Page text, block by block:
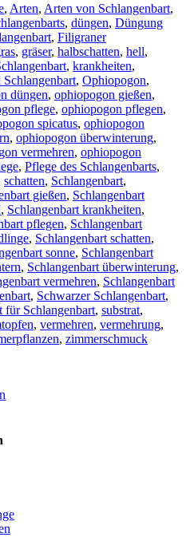
, Arten, Arten von Schlangenbart,
, düngen, Düngung
, Filigraner
, gräser, halbschatten, hell,
, krankheiten,
, Ophiopogon,
düngen, ophiopogon gießen,
pflege, ophiopogon pflegen,
spicatus, ophiopogon
, ophiopogon überwinterung,
vermehren, ophiopogon
, Pflege des Schlangenbarts,
schatten, Schlangenbart,
gießen, Schlangenbart
, Schlangenbart krankheiten,
pflegen, Schlangenbart
, Schlangenbart schatten,
sonne, Schlangenbart
, Schlangenbart überwinterung,
vermehren, Schlangenbart
, Schwarzer Schlangenbart,
für Schlangenbart, substrat,
, vermehren, vermehrung,
, zimmerschmuck